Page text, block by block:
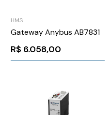
HMS
Gateway Anybus AB7831
R$ 6.058,00